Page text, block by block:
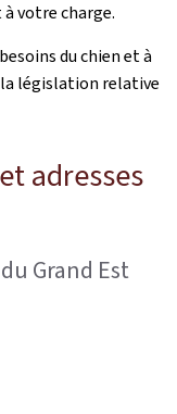
votre charge.
du chien et à
la législation relative
adresses
Grand Est